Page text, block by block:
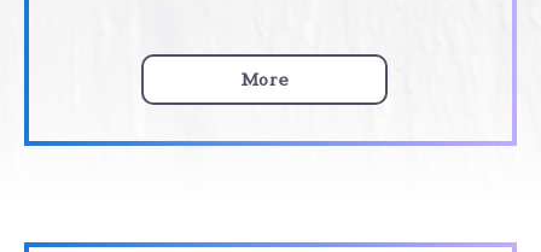
More